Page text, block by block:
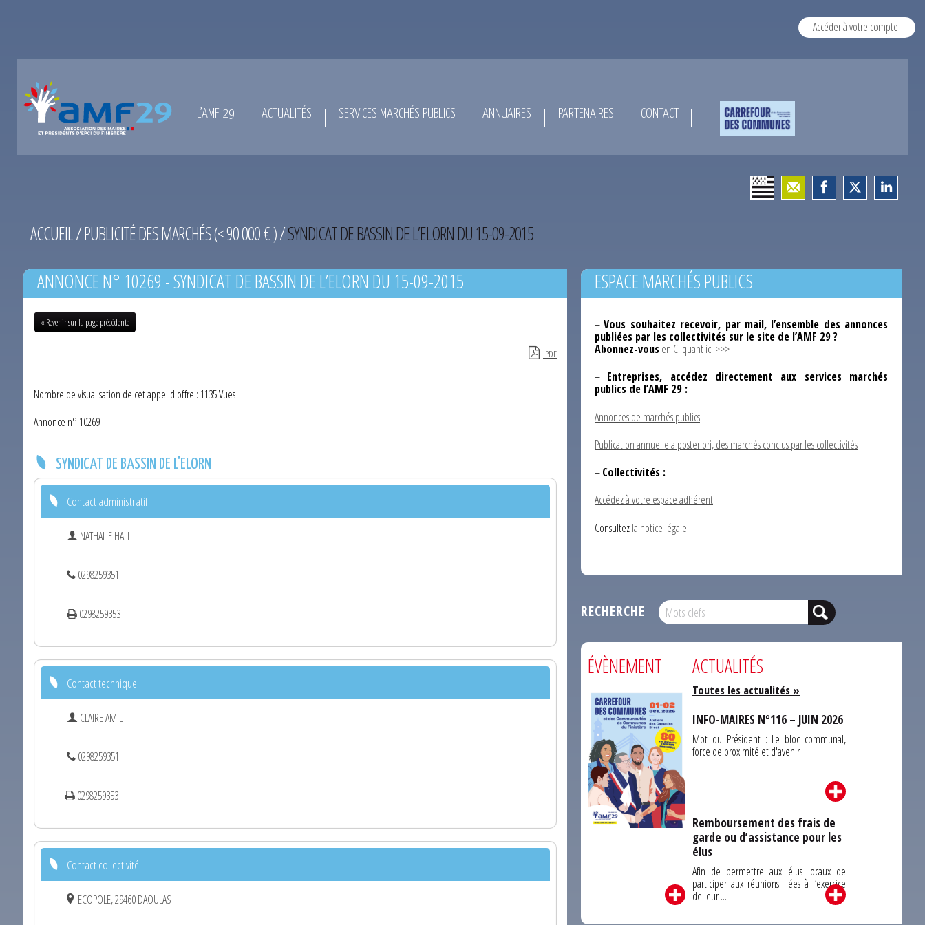
Accéder à votre compte
L’AMF 29 ACTUALITÉS SERVICES MARCHÉS PUBLICS ANNUAIRES PARTENAIRES CONTACT
ACCUEIL/PUBLICITÉ DES MARCHÉS (< 90 000 € )/SYNDICAT DE BASSIN DE L’ELORN DU 15-09-2015
ANNONCE N° 10269 - SYNDICAT DE BASSIN DE L’ELORN DU 15-09-2015
« Revenir sur la page précédente
PDF
Nombre de visualisation de cet appel d'offre : 1135 Vues
Annonce n° 10269
SYNDICAT DE BASSIN DE L'ELORN
Contact administratif
NATHALIE HALL
0298259351
0298259353
Contact technique
CLAIRE AMIL
0298259351
0298259353
Contact collectivité
ECOPOLE, 29460 DAOULAS
ESPACE MARCHÉS PUBLICS
–Vous souhaitez recevoir, par mail, l’ensemble des annonces
publiées par les collectivités sur le site de l’AMF 29 ?
Abonnez-vousen Cliquant ici >>>
– Entreprises, accédez directement aux services marchés
publics de l’AMF 29 :
Annonces de marchés publics
Publication annuelle a posteriori, des marchés conclus par les collectivités
–Collectivités :
Accédez à votre espace adhérent
Consultezla notice légale
RECHERCHE
ÉVÈNEMENT ACTUALITÉS
Toutes les actualités »
INFO-MAIRES N°116 – JUIN 2026
Mot du Président : Le bloc communal,
force de proximité et d'avenir
Remboursement des frais de
garde ou d’assistance pour les
élus
Afin de permettre aux élus locaux de
participer aux réunions liées à l’exercice
de leur ...